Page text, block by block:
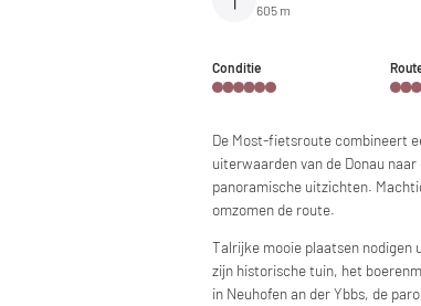
605 m
Conditie
De Most-fietsroute combineert
uiterwaarden van de Donau
panoramische uitzichten.
omzomen de route.
Talrijke mooie plaatsen
zijn historische tuin, het
in Neuhofen an der Ybbs, de